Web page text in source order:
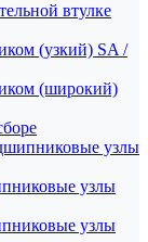
втулке
(узкий) SA /
(широкий)
узлы
узлы
узлы